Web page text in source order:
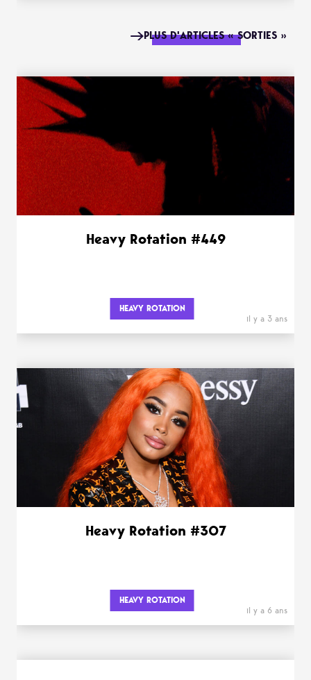
PLUS D'ARTICLES « SORTIES »
Heavy Rotation #449
HEAVY ROTATION
il y a 3 ans
Heavy Rotation #307
HEAVY ROTATION
il y a 6 ans